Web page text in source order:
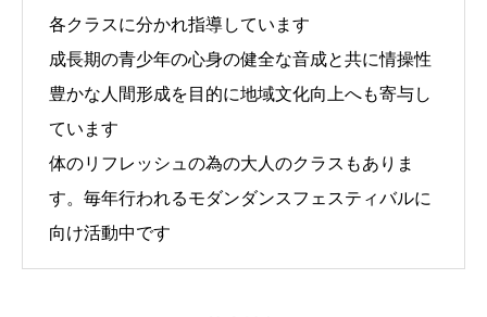
各クラスに分かれ指導しています
成長期の青少年の心身の健全な音成と共に情操性
豊かな人間形成を目的に地域文化向上へも寄与し
ています
体のリフレッシュの為の大人のクラスもありま
す。毎年行われるモダンダンスフェスティバルに
向け活動中です